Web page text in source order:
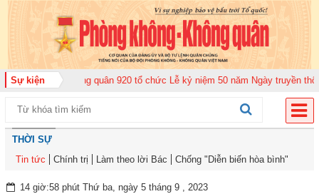
Sự kiện
đoàn Không quân 920 tổ chức Lễ kỷ niệm 50 năm Ngày truyền thống
THỜI SỰ
Tin tức
Chính trị Làm theo lời Bác Chống "Diễn biến hòa bình"
14 giờ:58 phút Thứ ba, ngày 5 tháng 9 , 2023